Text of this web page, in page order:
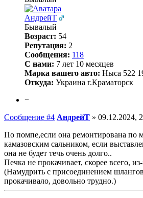
АндрейТ
Бывалый
Возраст: 54
Репутация: 2
Сообщения: 118
С нами: 7 лет 10 месяцев
Марка вашего авто: Ныса 522
Откуда: Украина г.Краматорск
−
Сообщение #4 АндрейТ » 09.12.2024,
По помпе,если она ремонтирована по
камазовским сальником, если
она не будет течь очень долго..
Печка не прокачивает, скорее всего,
(Намудрить с присоединением
прокачивало, довольно трудно.)